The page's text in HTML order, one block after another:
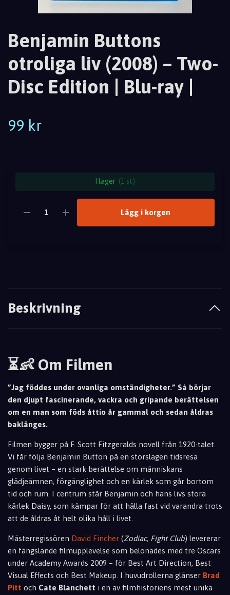
Benjamin Buttons
otroliga liv (2008) – Two-
Disc Edition | Blu-ray |
99 kr
I lager (1 st)
Lägg i korgen
Beskrivning
⏳👶 Om Filmen
”Jag föddes under ovanliga omständigheter.” Så börjar
den djupt fascinerande, vackra och gripande berättelsen
om en man som föds åttio år gammal och sedan åldras
baklänges.
Filmen bygger på F. Scott Fitzgeralds novell från 1920-talet.
Vi får följa Benjamin Button på en storslagen tidsresa
genom livet – en stark berättelse om människans
glädjeämnen, förgänglighet och en kärlek som går bortom
tid och rum. I centrum står Benjamin och hans livs stora
kärlek Daisy, som kämpar för att hålla fast vid varandra trots
att de åldras åt helt olika håll i livet.
Mästerregissören David Fincher (Zodiac, Fight Club) levererar
en fängslande filmupplevelse som belönades med tre Oscars
under Academy Awards 2009 – för Best Art Direction, Best
Visual Effects och Best Makeup. I huvudrollerna glänser Brad
Pitt och Cate Blanchett i en av filmhistoriens mest unika